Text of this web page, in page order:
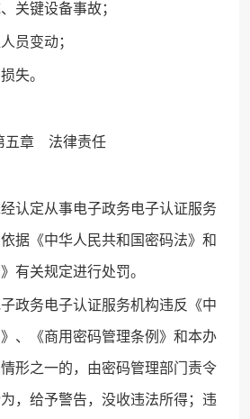
关键设备事故；
员变动；
失。
五章 法律责任
定从事电子政务电子认证服务
据《中华人民共和国密码法》和
有关规定进行处罚。
务电子认证服务机构违反《中
、《商用密码管理条例》和本办
形之一的，由密码管理部门责令
，给予警告，没收违法所得；违